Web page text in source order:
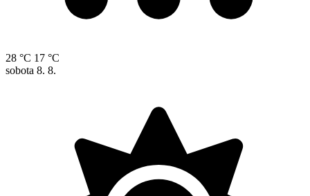
28 °C 17 °C
sobota 8. 8.